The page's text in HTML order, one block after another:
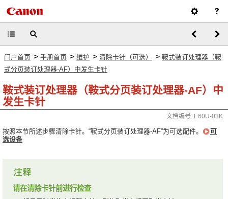
门户首页 > 手册首页 > 维护 > 清除卡针（可选） > 鞍式装订处理器（鞍
式分页装订处理器-AF）中发生卡针
鞍式装订处理器（鞍式分页装订处理器-AF）中
发生卡针
文档编号: E60U-03K
按照本节所述步骤清除卡针。“鞍式分页装订处理器-AF”为可选配件。
可
选设备
请在清除卡针前进行检查